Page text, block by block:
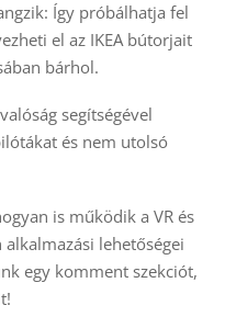
Így próbálhatja fel
el az IKEA bútorjait
bárhol.
segítségével
és nem utolsó
is működik a VR és
lehetőségei
egy komment szekciót,